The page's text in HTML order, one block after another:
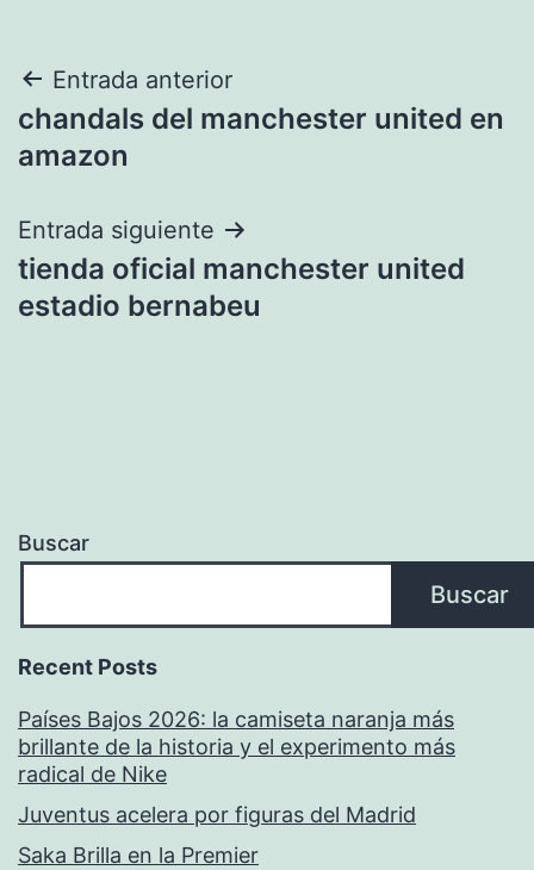
Navegación
de
Entrada anterior
chandals del manchester united en
amazon
Entrada siguiente
tienda oficial manchester united
estadio bernabeu
Buscar
Buscar
Recent Posts
Países Bajos 2026: la camiseta naranja más
brillante de la historia y el experimento más
radical de Nike
Juventus acelera por figuras del Madrid
Saka Brilla en la Premier